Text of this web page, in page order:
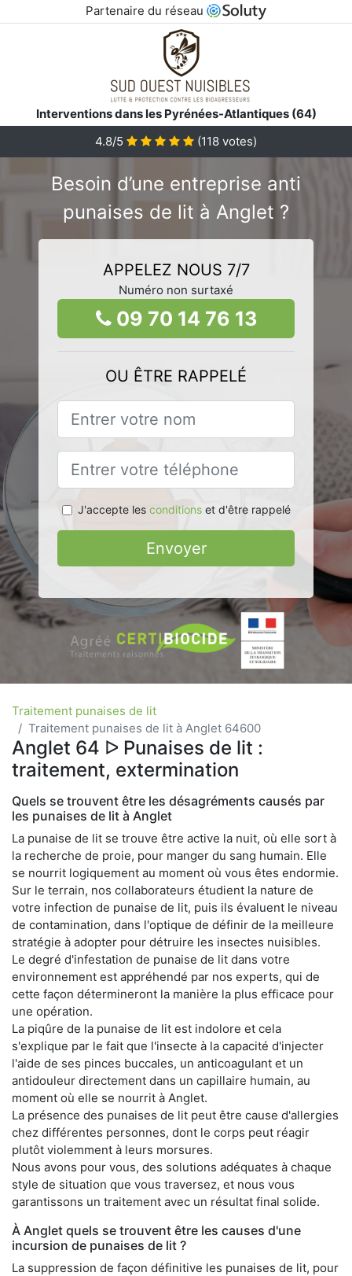
Partenaire du réseau
Interventions dans les Pyrénées-Atlantiques (64)
4.8/5
(118 votes)
Besoin d’une entreprise anti
punaises de lit à Anglet ?
APPELEZ NOUS 7/7
Numéro non surtaxé
09 70 14 76 13
OU ÊTRE RAPPELÉ
J'accepte les conditionset d'être rappelé
Envoyer
Traitement punaises de lit
Traitement punaises de lit à Anglet 64600
Anglet 64 ᐅ Punaises de lit :
traitement, extermination
Quels se trouvent être les désagréments causés par
les punaises de lit à Anglet
La punaise de lit se trouve être active la nuit, où elle sort à
la recherche de proie, pour manger du sang humain. Elle
se nourrit logiquement au moment où vous êtes endormie.
Sur le terrain, nos collaborateurs étudient la nature de
votre infection de punaise de lit, puis ils évaluent le niveau
de contamination, dans l'optique de définir de la meilleure
stratégie à adopter pour détruire les insectes nuisibles.
Le degré d'infestation de punaise de lit dans votre
environnement est appréhendé par nos experts, qui de
cette façon détermineront la manière la plus efficace pour
une opération.
La piqûre de la punaise de lit est indolore et cela
s'explique par le fait que l'insecte à la capacité d'injecter
l'aide de ses pinces buccales, un anticoagulant et un
antidouleur directement dans un capillaire humain, au
moment où elle se nourrit à Anglet.
La présence des punaises de lit peut être cause d'allergies
chez différentes personnes, dont le corps peut réagir
plutôt violemment à leurs morsures.
Nous avons pour vous, des solutions adéquates à chaque
style de situation que vous traversez, et nous vous
garantissons un traitement avec un résultat final solide.
À Anglet quels se trouvent être les causes d'une
incursion de punaises de lit ?
La suppression de façon définitive les punaises de lit, pour